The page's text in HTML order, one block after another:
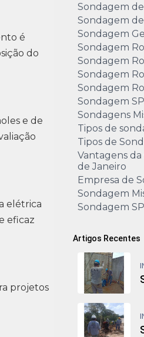
é
do
e de
elétrica
eficaz
projetos
Sondagem
Sondagem
Sondagem
Sondagem
Sondagem
Sondagem
Sondagem
Sondagem
Sondagens
Tipos de
Tipos de
Vantagens
de Janeiro
Empresa de
Sondagem
Sondagem
Artigos Recentes